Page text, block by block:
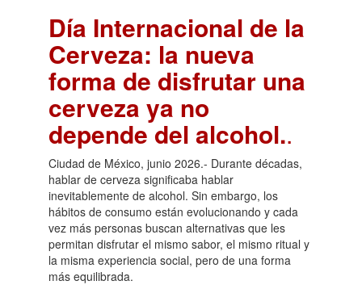
Día Internacional de la
Cerveza: la nueva
forma de disfrutar una
cerveza ya no
depende del alcohol..
Ciudad de México, junio 2026.- Durante décadas,
hablar de cerveza significaba hablar
inevitablemente de alcohol. Sin embargo, los
hábitos de consumo están evolucionando y cada
vez más personas buscan alternativas que les
permitan disfrutar el mismo sabor, el mismo ritual y
la misma experiencia social, pero de una forma
más equilibrada.